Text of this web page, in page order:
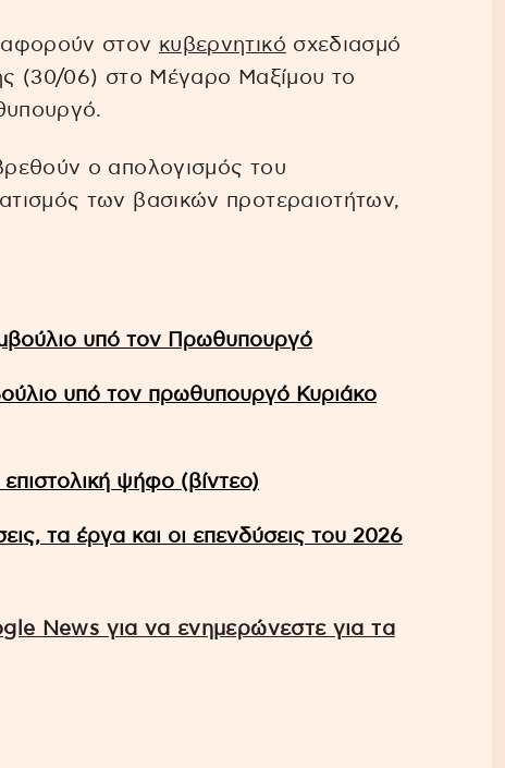
αφορούν στον κυβερνητικό σχεδιασμό
(30/06) στο Μέγαρο Μαξίμου το
ο απολογισμός του
των βασικών προτεραιοτήτων,
υπό τον Πρωθυπουργό
υπό τον πρωθυπουργό Κυριάκο
ψήφο (βίντεο)
τα έργα και οι επενδύσεις του 2026
News για να ενημερώνεστε για τα